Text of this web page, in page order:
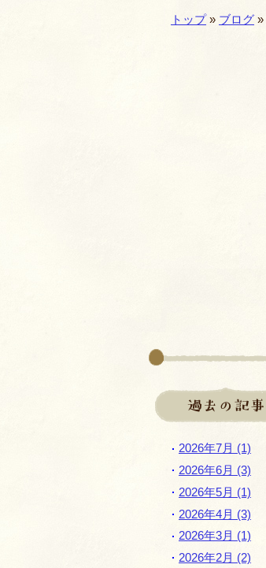
現在地:
トップ» ブログ »
過去の記事
2026年7月 (1)
2026年6月 (3)
2026年5月 (1)
2026年4月 (3)
2026年3月 (1)
2026年2月 (2)